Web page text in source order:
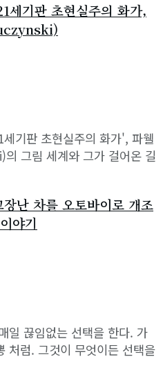
세기판 초현실주의 화가,
기판 초현실주의 화가', 파웰
그림 세계와 그가 걸어온 길
난 차를 오토바이로 개조
야기
일 끊임없는 선택을 한다. 가
처럼. 그것이 무엇이든 선택을